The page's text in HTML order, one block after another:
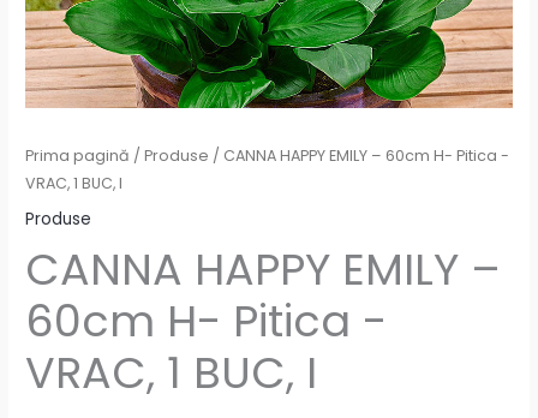
Prima pagină /Produse / CANNA HAPPY EMILY – 60cm H- Pitica -
VRAC, 1 BUC, I
Produse
CANNA HAPPY EMILY –
60cm H- Pitica -
VRAC, 1 BUC, I